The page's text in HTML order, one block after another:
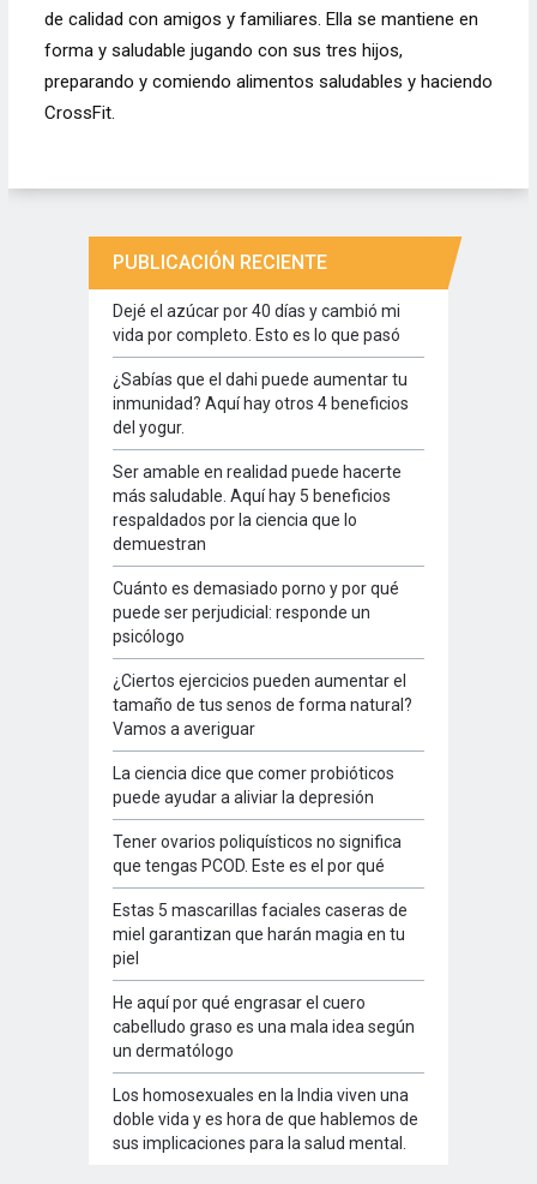
de calidad con amigos y familiares. Ella se mantiene en
forma y saludable jugando con sus tres hijos,
preparando y comiendo alimentos saludables y haciendo
CrossFit.
PUBLICACIÓN RECIENTE
Dejé el azúcar por 40 días y cambió mi
vida por completo. Esto es lo que pasó
¿Sabías que el dahi puede aumentar tu
inmunidad? Aquí hay otros 4 beneficios
del yogur.
Ser amable en realidad puede hacerte
más saludable. Aquí hay 5 beneficios
respaldados por la ciencia que lo
demuestran
Cuánto es demasiado porno y por qué
puede ser perjudicial: responde un
psicólogo
¿Ciertos ejercicios pueden aumentar el
tamaño de tus senos de forma natural?
Vamos a averiguar
La ciencia dice que comer probióticos
puede ayudar a aliviar la depresión
Tener ovarios poliquísticos no significa
que tengas PCOD. Este es el por qué
Estas 5 mascarillas faciales caseras de
miel garantizan que harán magia en tu
piel
He aquí por qué engrasar el cuero
cabelludo graso es una mala idea según
un dermatólogo
Los homosexuales en la India viven una
doble vida y es hora de que hablemos de
sus implicaciones para la salud mental.